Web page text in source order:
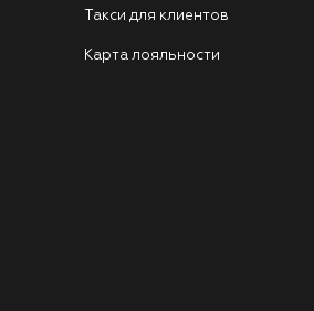
Такси для клиентов
Карта лояльности